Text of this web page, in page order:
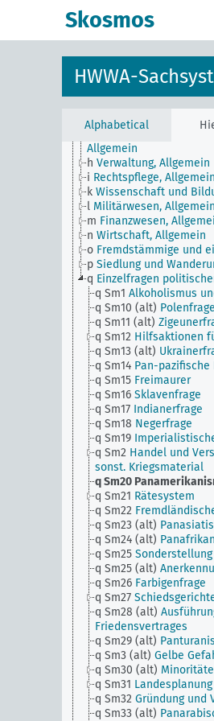
Skosmos
HWWA-
Alphabetical
c Landeskunde,
Bevölkerung und
f Geschichte, Politik,
Außenpolitik und
Allgemein
h Verwaltung, Allgemein
i Rechtspflege, Allgemein
k Wissenschaft und
l Militärwesen, Allgemein
m Finanzwesen,
n Wirtschaft, Allgemein
o Fremdstämmige und
p Siedlung und
q Einzelfragen
q Sm1 Alkoholismus
q Sm10 (alt) Polenfrage
q Sm11 (alt)
q Sm12 Hilfsaktionen
q Sm13 (alt)
q Sm14 Pan-pazifische
q Sm15 Freimaurer
q Sm16 Sklavenfrage
q Sm17 Indianerfrage
q Sm18 Negerfrage
q Sm19
q Sm2 Handel und
sonst. Kriegsmaterial
q Sm20
q Sm21 Rätesystem
q Sm22
q Sm23 (alt)
q Sm24 (alt)
q Sm25
q Sm25 (alt)
q Sm26 Farbigenfrage
q Sm27
q Sm28 (alt)
Friedensvertrages
q Sm29 (alt)
q Sm3 (alt) Gelbe
q Sm30 (alt)
q Sm31
q Sm32 Gründung und
q Sm33 (alt)